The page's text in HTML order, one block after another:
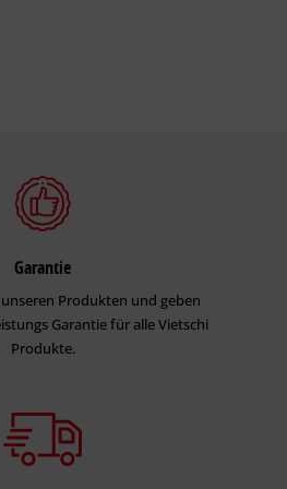
Garantie
Produkten und geben
Garantie für alle Vietschi
Produkte.